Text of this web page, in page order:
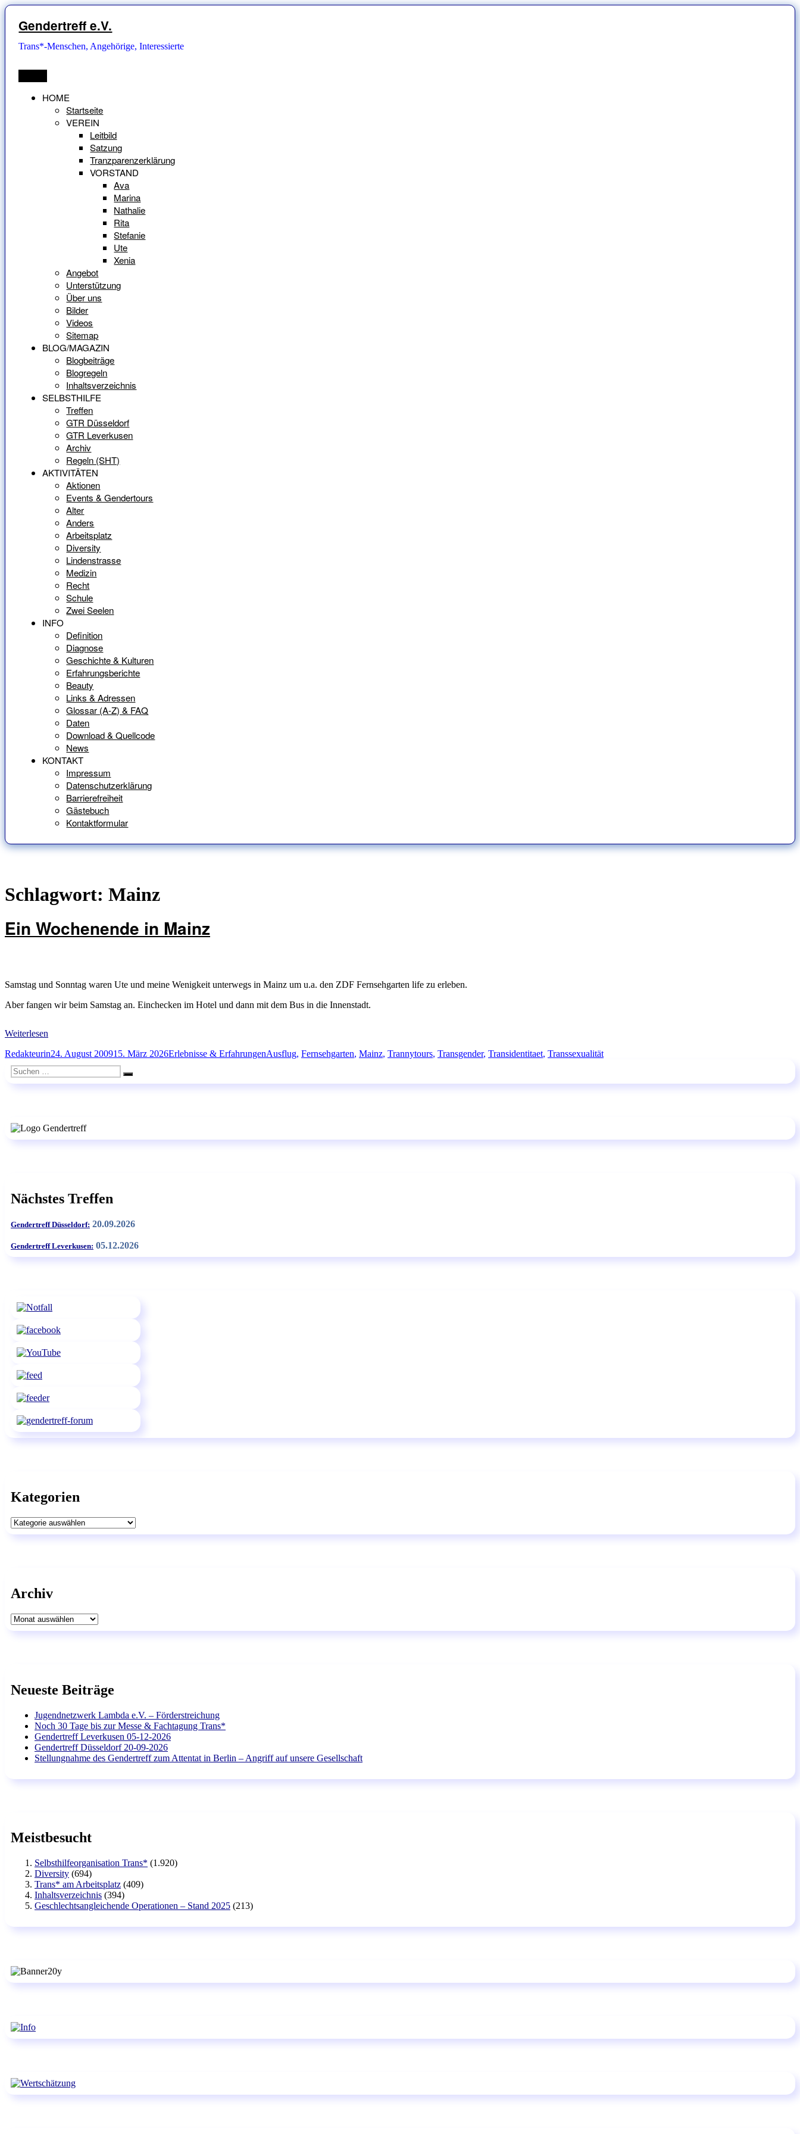
Zum
Inhalt
springen
Gendertreff e.V.
Trans*-Menschen, Angehörige, Interessierte
HOME
Startseite
VEREIN
Leitbild
Satzung
Tranzparenzerklärung
VORSTAND
Ava
Marina
Nathalie
Rita
Stefanie
Ute
Xenia
Angebot
Unterstützung
Über uns
Bilder
Videos
Sitemap
BLOG/MAGAZIN
Blogbeiträge
Blogregeln
Inhaltsverzeichnis
SELBSTHILFE
Treffen
GTR Düsseldorf
GTR Leverkusen
Archiv
Regeln (SHT)
AKTIVITÄTEN
Aktionen
Events & Gendertours
Alter
Anders
Arbeitsplatz
Diversity
Lindenstrasse
Medizin
Recht
Schule
Zwei Seelen
INFO
Definition
Diagnose
Geschichte & Kulturen
Erfahrungsberichte
Beauty
Links & Adressen
Glossar (A-Z) & FAQ
Daten
Download & Quellcode
News
KONTAKT
Impressum
Datenschutzerklärung
Barrierefreiheit
Gästebuch
Kontaktformular
Schlagwort: Mainz
Ein Wochenende in Mainz
Samstag und Sonntag waren Ute und meine Wenigkeit unterwegs in Mainz um u.a. den ZDF Fernsehgarten life zu erleben.
Aber fangen wir beim Samstag an. Einchecken im Hotel und dann mit dem Bus in die Innenstadt.
Weiterlesen
Autor
RedakteurinVeröffentlicht
am
24. August 200915. März 2026Kategorien
Erlebnisse & ErfahrungenSchlagwörter
Ausflug, Fernsehgarten, Mainz, Trannytours, Transgender, Transidentitaet, Transsexualität
Suchen
nach:
Suchen
Nächstes Treffen
Gendertreff Düsseldorf: 20.09.2026
Gendertreff Leverkusen: 05.12.2026
Kategorien
Kategorien
Archiv
Archiv
Neueste Beiträge
Jugendnetzwerk Lambda e.V. – Förderstreichung
Noch 30 Tage bis zur Messe & Fachtagung Trans*
Gendertreff Leverkusen 05-12-2026
Gendertreff Düsseldorf 20-09-2026
Stellungnahme des Gendertreff zum Attentat in Berlin – Angriff auf unsere Gesellschaft
Meistbesucht
Selbsthilfeorganisation Trans* (1.920)
Diversity (694)
Trans* am Arbeitsplatz (409)
Inhaltsverzeichnis (394)
Geschlechtsangleichende Operationen – Stand 2025 (213)